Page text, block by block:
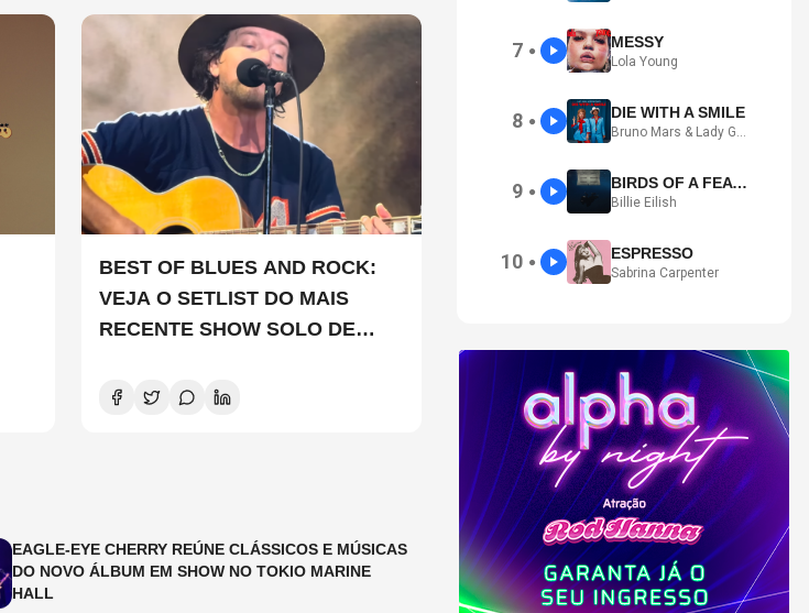
BEST OF BLUES AND ROCK:
VEJA O SETLIST DO MAIS
RECENTE SHOW SOLO DE
EAGLE-EYE CHERRY REÚNE CLÁSSICOS E MÚSICAS
DO NOVO ÁLBUM EM SHOW NO TOKIO MARINE
HALL
7 ● MESSY
Lola Young
8 ● DIE WITH A SMILE
Bruno Mars & Lady Gaga
9 ● BIRDS OF A FEATHER
Billie Eilish
10 ● ESPRESSO
Sabrina Carpenter